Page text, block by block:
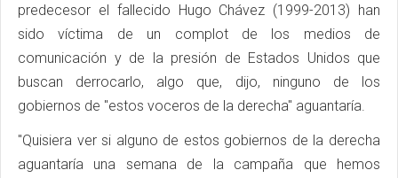
predecesor el fallecido Hugo Chávez (1999-2013) han
sido víctima de un complot de los medios de
comunicación y de la presión de Estados Unidos que
buscan derrocarlo, algo que, dijo, ninguno de los
gobiernos de "estos voceros de la derecha" aguantaría.
"Quisiera ver si alguno de estos gobiernos de la derecha
aguantaría una semana de la campaña que hemos